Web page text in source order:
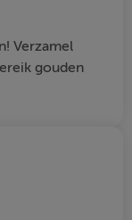
Verzamel
gouden